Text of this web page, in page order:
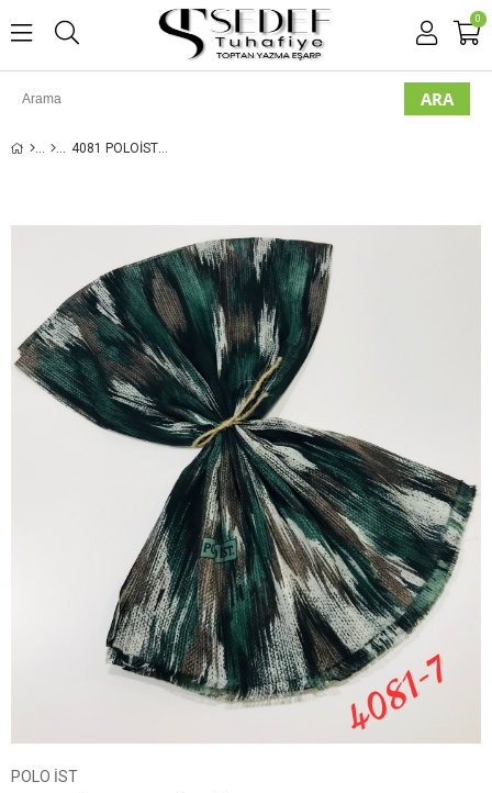
0
4081 POLOIST DESENLI ŞAL
POLO İST